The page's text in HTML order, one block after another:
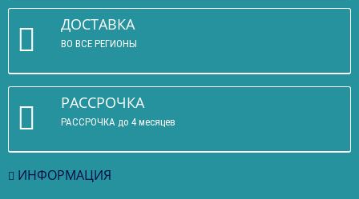
ДОСТАВКА
ВО ВСЕ РЕГИОНЫ
РАССРОЧКА
РАССРОЧКА до 4 месяцев
ИНФОРМАЦИЯ